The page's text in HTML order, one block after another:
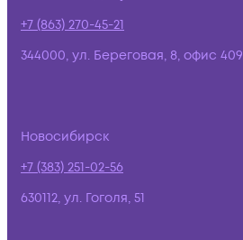
+7 (863) 270-45-21
344000, ул. Береговая, 8, офис 409
Новосибирск
+7 (383) 251-02-56
630112, ул. Гоголя, 51